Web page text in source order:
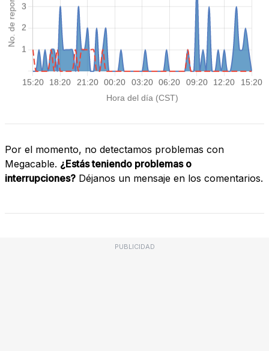
Por el momento, no detectamos problemas con
Megacable. ¿Estás teniendo problemas o
interrupciones? Déjanos un mensaje en los comentarios.
PUBLICIDAD